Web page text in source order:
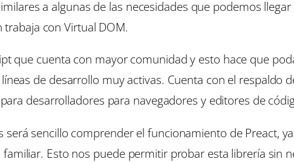
a algunas de las necesidades que podemos
con Virtual DOM.
que cuenta con mayor comunidad y esto hace que
de desarrollo muy activas. Cuenta con el respaldo
desarrolladores para navegadores y editores de
será sencillo comprender el funcionamiento de Preact,
Esto nos puede permitir probar esta librería sin